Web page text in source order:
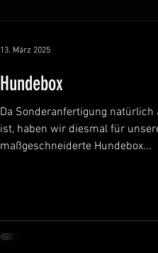
Hundebox
Da Sonderanfertigung
ist, haben wir diesmal für
maßgeschneiderte Hundebox...
13. März 2025